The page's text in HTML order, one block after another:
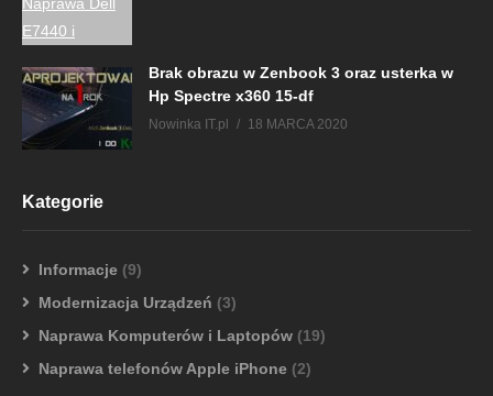
Brak obrazu w Zenbook 3 oraz usterka w
Hp Spectre x360 15-df
Nowinka IT.pl 18 MARCA 2020
Kategorie
Informacje (9)
Modernizacja Urządzeń (3)
Naprawa Komputerów i Laptopów (19)
Naprawa telefonów Apple iPhone (2)